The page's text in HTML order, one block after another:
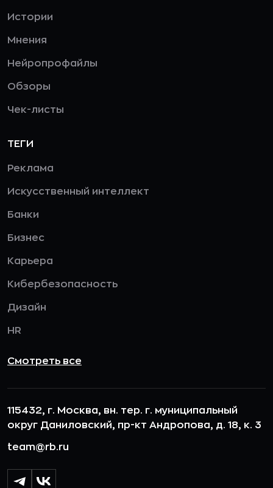
Истории
Мнения
Нейропрофайлы
Обзоры
Чек-листы
ТЕГИ
Реклама
Искусственный интеллект
Банки
Бизнес
Карьера
Кибербезопасность
Дизайн
HR
Смотреть все
115432, г. Москва, вн. тер. г. муниципальный
округ Даниловский, пр-кт Андропова, д. 18, к. 3
team@rb.ru